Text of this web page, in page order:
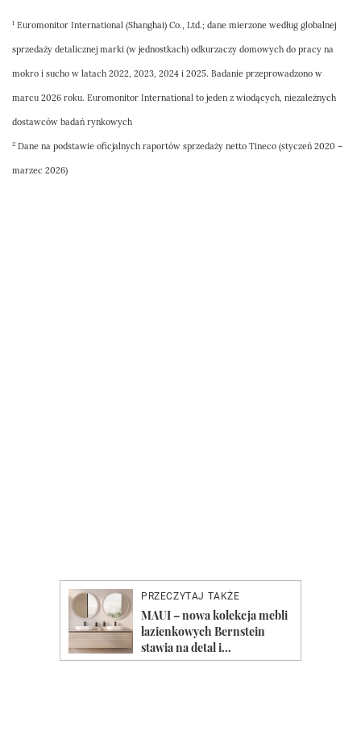
1 Euromonitor International (Shanghai) Co., Ltd.; dane mierzone według globalnej
sprzedaży detalicznej marki (w jednostkach) odkurzaczy domowych do pracy na
mokro i sucho w latach 2022, 2023, 2024 i 2025. Badanie przeprowadzono w
marcu 2026 roku. Euromonitor International to jeden z wiodących, niezależnych
dostawców badań rynkowych
2 Dane na podstawie oficjalnych raportów sprzedaży netto Tineco (styczeń 2020 –
marzec 2026)